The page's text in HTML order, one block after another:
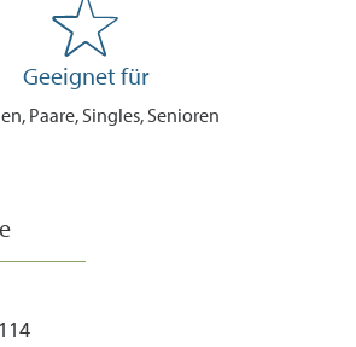
Geeignet für
Paare, Singles, Senioren